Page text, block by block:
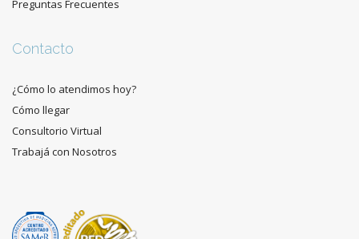
Preguntas Frecuentes
Contacto
¿Cómo lo atendimos hoy?
Cómo llegar
Consultorio Virtual
Trabajá con Nosotros